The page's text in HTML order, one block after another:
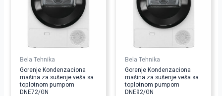
Bela Tehnika
Gorenje Kondenzaciona
mašina za sušenje veša sa
toplotnom pumpom
DNE72/GN
Bela Tehnika
Gorenje Kondenzaciona
mašina za sušenje veša sa
toplotnom pumpom
DNE92/GN